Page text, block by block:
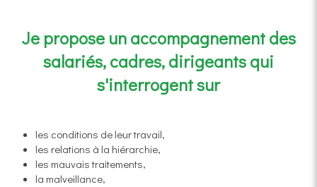
Je propose un accompagnement des
salariés,cadres, dirigeants qui
s'interrogent sur
les conditions de leur travail,
les relations à la hiérarchie,
les mauvais traitements,
la malveillance,